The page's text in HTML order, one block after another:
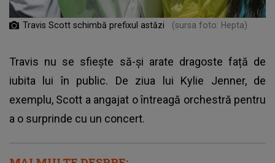
Travis Scott schimbă prefixul astăzi (sursa foto: Hepta)
Travis nu se sfiește să-și arate dragoste față de
iubita lui în public. De ziua lui Kylie Jenner, de
exemplu, Scott a angajat o întreagă orchestră pentru
a o surprinde cu un concert.